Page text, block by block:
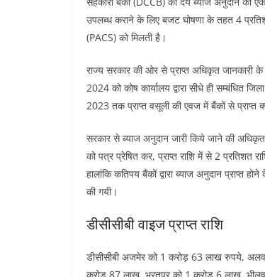
उपलब्ध कराने के लिए बजट घोषणा के तहत 4
(PACS) को मिलती है।
राज्य सरकार की ओर से प्राप्त अधिकृत
2024 को कोष कार्यालय द्वारा सीधे ही सम्बंधित
2023 तक प्राप्त वसूली की एवज में बैंकों से प्राप्त
सरकार से ब्याज अनुदान जारी किये जाने की
को पत्र प्रेषित कर, प्राप्त राशि में से 2 प्रतिशत
हालांकि कतिपय बैंकों द्वारा ब्याज अनुदान प्राप्त
की गयी।
डीसीसीबी वाइज प्राप्त राशि
डीसीसीबी अजमेर को 1 करोड़ 63 लाख रुपये,